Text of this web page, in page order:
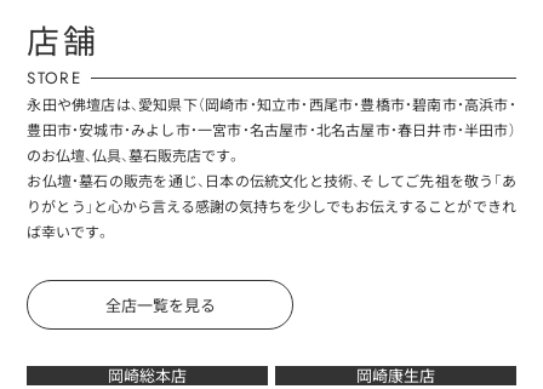
店舗
STORE
永田や佛壇店は、愛知県下（岡崎市・知立市・西尾市・豊橋市・碧南市・高浜市・
豊田市・安城市・みよし市・一宮市・名古屋市・北名古屋市・春日井市・半田市）
のお仏壇、仏具、墓石販売店です。
お仏壇・墓石の販売を通じ、日本の伝統文化と技術、そしてご先祖を敬う「あ
りがとう」と心から言える感謝の気持ちを少しでもお伝えすることができれ
ば幸いです。
全店一覧を見る
岡崎総本店 岡崎康生店